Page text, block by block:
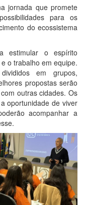
jornada que promete
para os
do ecossistema
estimular o espírito
o trabalho em equipe.
em grupos,
propostas serão
outras cidades. Os
oportunidade de viver
acompanhar a